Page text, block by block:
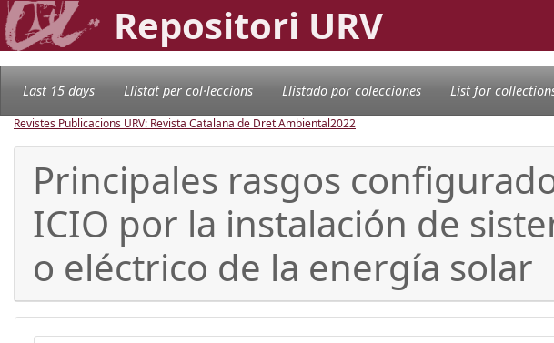
Repositori URV
Last 15 days Llistat per col·leccions Llistado por colecciones List for
Revistes Publicacions URV: Revista Catalana de Dret Ambiental2022
Principales rasgos
ICIO por la instalación de
o eléctrico de la energía solar